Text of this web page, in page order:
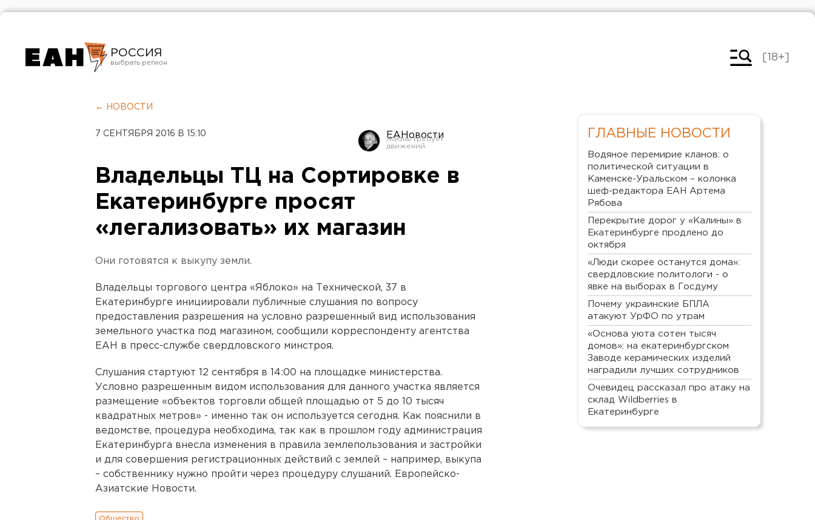
РОССИЯ
Челябинск
[18+]
← НОВОСТИ
7 СЕНТЯБРЯ 2016 В 15:10 ЕАНовости
Владельцы ТЦ на Сортировке в
Екатеринбурге просят
«легализовать» их магазин
Они готовятся к выкупу земли.
Владельцы торгового центра «Яблоко» на Технической, 37 в
Екатеринбурге инициировали публичные слушания по вопросу
предоставления разрешения на условно разрешенный вид использования
земельного участка под магазином, сообщили корреспонденту агентства
ЕАН в пресс-службе свердловского минстроя.
Слушания стартуют 12 сентября в 14:00 на площадке министерства.
Условно разрешенным видом использования для данного участка является
размещение «объектов торговли общей площадью от 5 до 10 тысяч
квадратных метров» - именно так он используется сегодня. Как пояснили в
ведомстве, процедура необходима, так как в прошлом году администрация
Екатеринбурга внесла изменения в правила землепользования и застройки
и для совершения регистрационных действий с землей – например, выкупа
– собственнику нужно пройти через процедуру слушаний. Европейско-
Азиатские Новости.
Общество
ГЛАВНЫЕ НОВОСТИ
Водяное перемирие кланов: о
политической ситуации в
Каменске-Уральском – колонка
шеф-редактора ЕАН Артема
Рябова
Перекрытие дорог у «Калины» в
Екатеринбурге продлено до
октября
«Люди скорее останутся дома»:
свердловские политологи - о
явке на выборах в Госдуму
Почему украинские БПЛА
атакуют УрФО по утрам
«Основа уюта сотен тысяч
домов»: на екатеринбургском
Заводе керамических изделий
наградили лучших сотрудников
Очевидец рассказал про атаку на
склад Wildberries в
Екатеринбурге